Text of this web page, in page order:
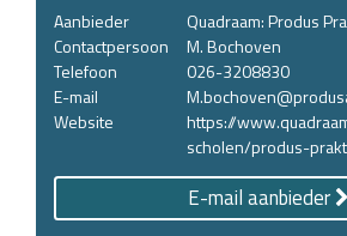
Aanbieder
Quadraam: Produs
Contactpersoon
M. Bochoven
Telefoon
026-3208830
E-mail
Website
https://
scholen/produs-
E-mail aanbieder